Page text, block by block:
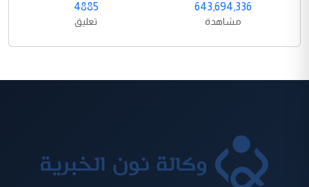
643,694,336
مشاهدة
4885
تعليق